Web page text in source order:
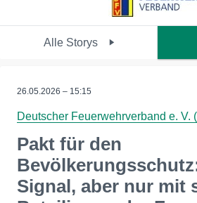
Alle Storys
26.05.2026 – 15:15
Deutscher Feuerwehrverband e. V.
Pakt für den
Signal, aber nur mit